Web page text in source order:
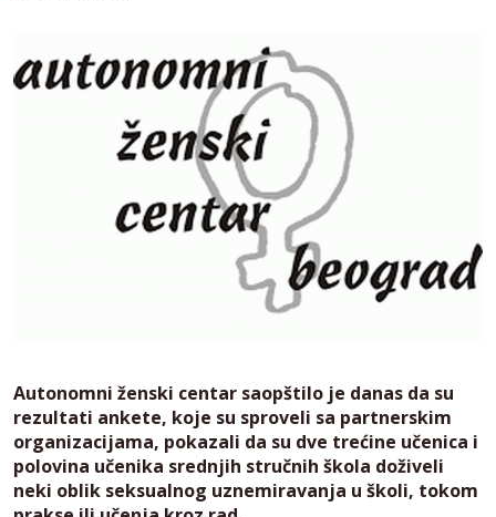
Autonomni ženski centar saopštilo je danas da su
rezultati ankete, koje su sproveli sa partnerskim
organizacijama, pokazali da su dve trećine učenica i
polovina učenika srednjih stručnih škola doživeli
neki oblik seksualnog uznemiravanja u školi, tokom